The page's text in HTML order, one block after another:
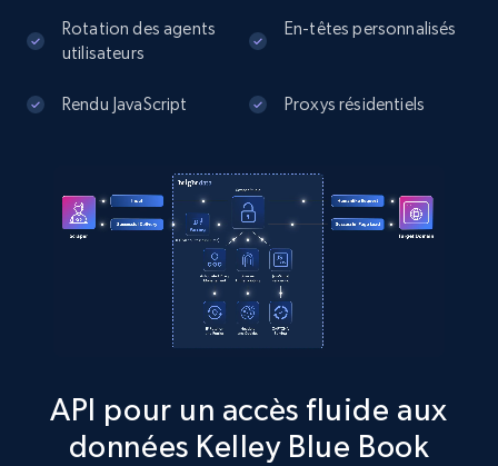
Instagram - Posts - Collects posts from a
specific URLs by using profile URL
comments, Date posted, Likes, Photos, and
13.2K+ 1.6K+ Essai gratuit
Zillow properties listing information
Zpid, City, State, HomeStatus, Address,
and more.
Rotation des agents
utilisateurs
En-têtes personnalisés
Rendu JavaScript Proxys résidentiels
API pour un accès fluide aux
données Kelley Blue Book